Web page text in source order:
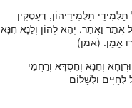
תַּלְמִידֵיהוֹן, דְּעָסְקִין
אֲתַר וַאֲתַר. יְהֵא לְהוֹן וְלַנָא חִנָּא
אָמֵן. (אמן)
וְחִנָּא וְחִסְדָּא וְרַחֲמֵי
לְחַיִּים וּלְשָׁלוֹם